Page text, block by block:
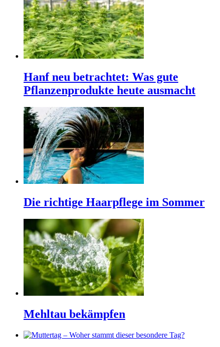
Hanf neu betrachtet: Was gute
Pflanzenprodukte heute ausmacht
Die richtige Haarpflege im Sommer
Mehltau bekämpfen